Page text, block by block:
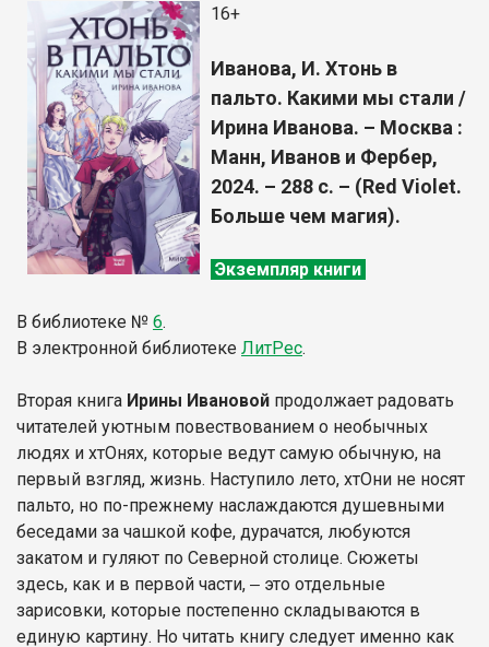
16+
Иванова, И. Хтонь в
пальто. Какими мы стали /
Ирина Иванова. – Москва :
Манн, Иванов и Фербер,
2024. – 288 с. – (Red Violet.
Больше чем магия).
Экземпляр книги
В библиотеке № 6.
В электронной библиотеке ЛитРес.
Вторая книга Ирины Ивановой продолжает радовать
читателей уютным повествованием о необычных
людях и хтОнях, которые ведут самую обычную, на
первый взгляд, жизнь. Наступило лето, хтОни не носят
пальто, но по-прежнему наслаждаются душевными
беседами за чашкой кофе, дурачатся, любуются
закатом и гуляют по Северной столице. Сюжеты
здесь, как и в первой части, ‒ это отдельные
зарисовки, которые постепенно складываются в
единую картину. Но читать книгу следует именно как